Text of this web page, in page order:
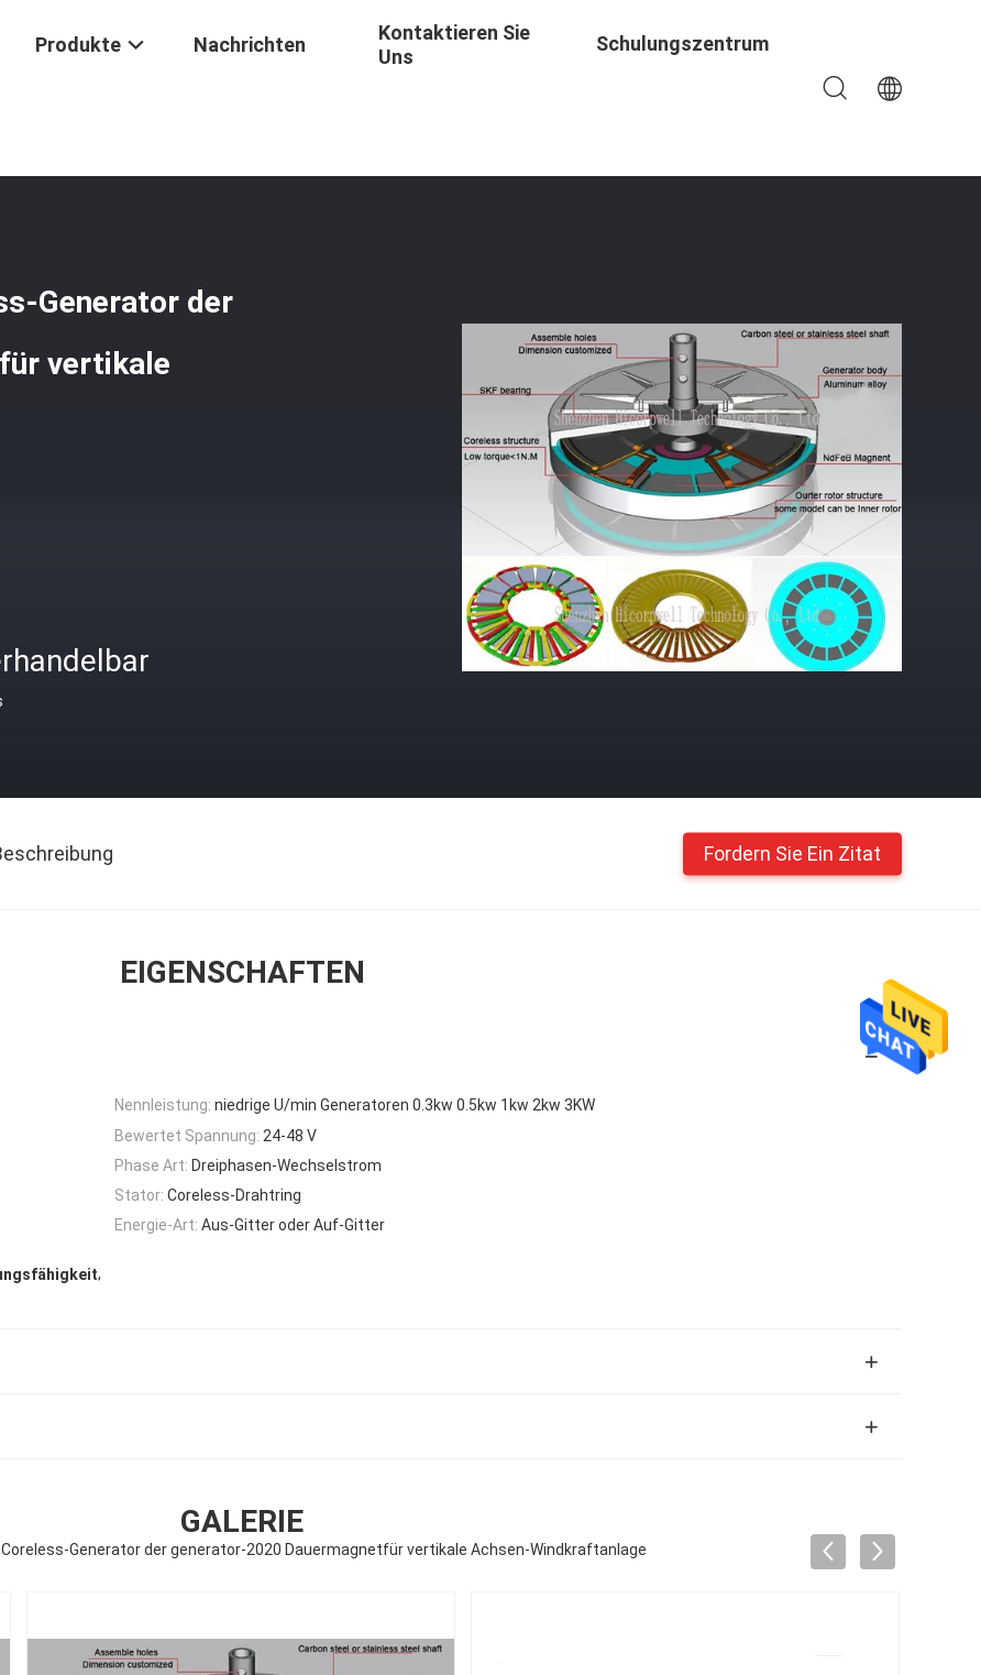
Produkte Nachrichten
Kontaktieren Sie
Uns
Schulungszentrum
Generator der
vertikale
Fordern Sie Ein Zitat
EIGENSCHAFTEN
Nennleistung: niedrige U/min Generatoren 0.3kw 0.5kw 1kw 2kw 3KW
Bewertet Spannung: 24-48 V
Phase Art: Dreiphasen-Wechselstrom
Stator: Coreless-Drahtring
Energie-Art: Aus-Gitter oder Auf-Gitter
,
GALERIE
Generator der generator-2020 Dauermagnetfür vertikale Achsen-Windkraftanlage